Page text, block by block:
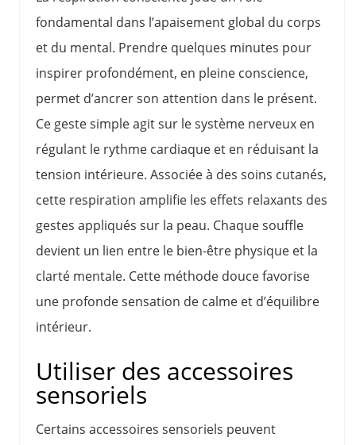
fondamental dans l’apaisement global du corps
et du mental. Prendre quelques minutes pour
inspirer profondément, en pleine conscience,
permet d’ancrer son attention dans le présent.
Ce geste simple agit sur le système nerveux en
régulant le rythme cardiaque et en réduisant la
tension intérieure. Associée à des soins cutanés,
cette respiration amplifie les effets relaxants des
gestes appliqués sur la peau. Chaque souffle
devient un lien entre le bien-être physique et la
clarté mentale. Cette méthode douce favorise
une profonde sensation de calme et d’équilibre
intérieur.
Utiliser des accessoires
sensoriels
Certains accessoires sensoriels peuvent